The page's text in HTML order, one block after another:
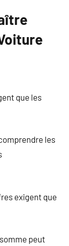
que les
les
exigent que
peut